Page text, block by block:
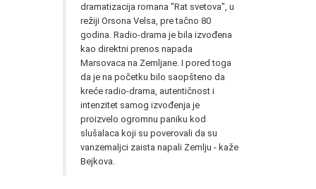
dramatizacija romana "Rat svetova", u
režiji Orsona Velsa, pre tačno 80
godina. Radio-drama je bila izvođena
kao direktni prenos napada
Marsovaca na Zemljane. I pored toga
da je na početku bilo saopšteno da
kreće radio-drama, autentičnost i
intenzitet samog izvođenja je
proizvelo ogromnu paniku kod
slušalaca koji su poverovali da su
vanzemaljci zaista napali Zemlju - kaže
Bejkova.